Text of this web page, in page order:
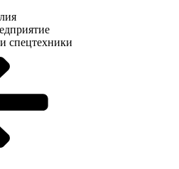
спецтехники